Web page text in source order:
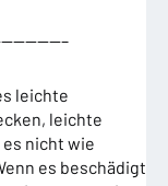
leichte
leichte
nicht wie
es beschädigt